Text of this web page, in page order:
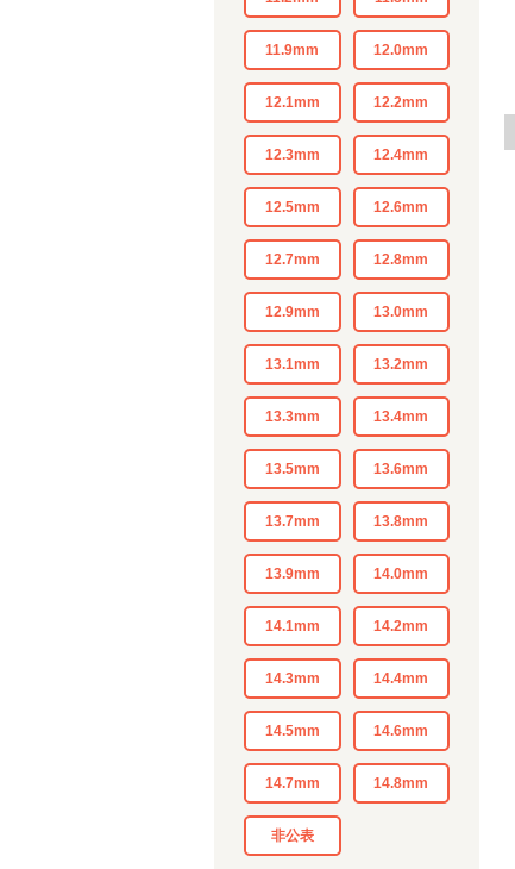
11.9mm 12.0mm
12.1mm 12.2mm
12.3mm 12.4mm
12.5mm 12.6mm
12.7mm 12.8mm
12.9mm 13.0mm
13.1mm 13.2mm
13.3mm 13.4mm
13.5mm 13.6mm
13.7mm 13.8mm
13.9mm 14.0mm
14.1mm 14.2mm
14.3mm 14.4mm
14.5mm 14.6mm
14.7mm 14.8mm
非公表